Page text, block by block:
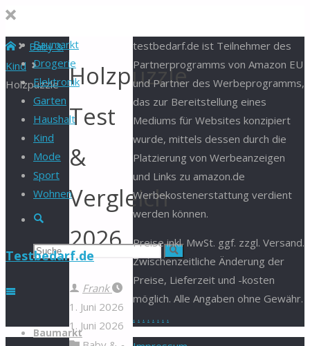
Baumarkt
Drogerie
Elektronik
Garten
Haushalt
Kind
Mode
Sport
Wohnen
Suche
Suchen Suche
Testbedarf.de
Zum
Baumarkt
StartBaby &
Kind
Holzpuzzle
Holzpuzzle
Test
&
Vergleich
2026
Frank
1. Juni 2026
1. Juni 2026
testbedarf.de ist Teilnehmer des
Partnerprogramms von Amazon EU
und Partner des Werbeprogramms,
das zur Bereitstellung eines
Mediums für Websites konzipiert
wurde, mittels dessen durch die
Platzierung von Werbeanzeigen
und Links zu amazon.de
Werbekostenerstattung verdient
werden können.
Preise inkl. MwSt. ggf. zzgl. Versand.
Zwischenzeitliche Änderung der
Preise, Lieferzeit und -kosten
möglich. Alle Angaben ohne Gewähr.
. . . . . . . .